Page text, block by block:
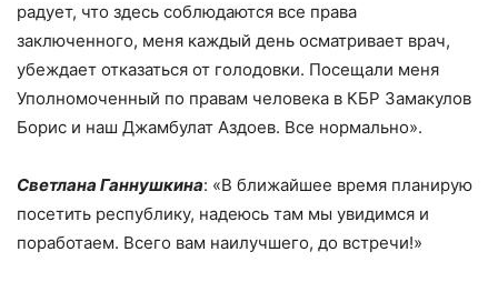
радует, что здесь соблюдаются все права
заключенного, меня каждый день осматривает врач,
убеждает отказаться от голодовки. Посещали меня
Уполномоченный по правам человека в КБР Замакулов
Борис и наш Джамбулат Аздоев. Все нормально».
Светлана Ганнушкина: «В ближайшее время планирую
посетить республику, надеюсь там мы увидимся и
поработаем. Всего вам наилучшего, до встречи!»